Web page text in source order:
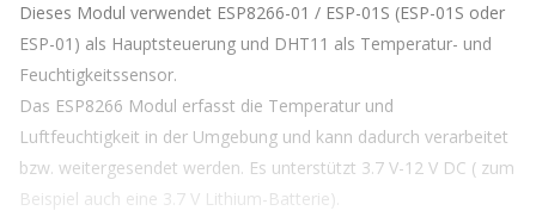
Dieses Modul verwendet ESP8266-01 / ESP-01S (ESP-01S oder
ESP-01) als Hauptsteuerung und DHT11 als Temperatur- und
Feuchtigkeitssensor.
Das ESP8266 Modul erfasst die Temperatur und
Luftfeuchtigkeit in der Umgebung und kann dadurch verarbeitet
bzw. weitergesendet werden. Es unterstützt 3.7 V-12 V DC ( zum
Beispiel auch eine 3.7 V Lithium-Batterie).